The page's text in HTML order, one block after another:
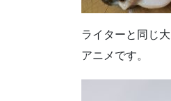
ライターと同じ
アニメです。